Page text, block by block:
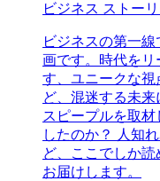
ビジネス ストー
ビジネスの第一
画です。時代をリ
す、ユニークな
ど、混迷する未
スピープルを取
したのか？ 人知
ど、ここでしか
お届けします。